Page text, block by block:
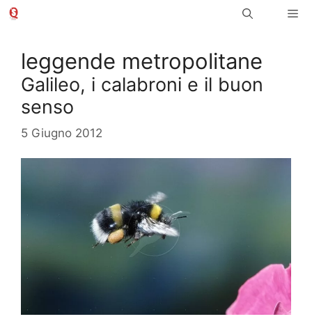
Vai
leggende metropolitane
Galileo, i calabroni e il buon
senso
5 Giugno 2012